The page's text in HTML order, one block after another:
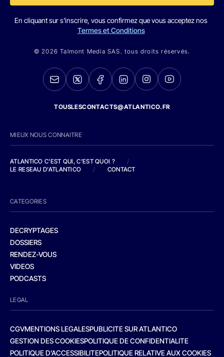
En cliquant sur s'inscrire, vous confirmez que vous acceptez nos
Termes et Conditions
© 2026 Talmont Media SAS. tous droits réservés.
TOUSLESCONTACTS@ATLANTICO.FR
MIEUX NOUS CONNAITRE
ATLANTICO C'EST QUI, C'EST QUOI ?
/
LE RESEAU D'ATLANTICO
/ CONTACT
CATEGORIES
DECRYPTAGES
DOSSIERS
RENDEZ-VOUS
VIDEOS
PODCASTS
LEGAL
CGVMENTIONS LEGALESPUBLICITE SUR ATLANTICO
GESTION DES COOKIESPOLITIQUE DE CONFIDENTIALITE
POLITIQUE D’ACCESSIBILITEPOLITIQUE RELATIVE AUX COOKIES